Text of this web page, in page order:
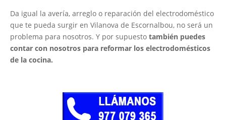
Da igual la avería, arreglo o reparación del electrodoméstico
que te pueda surgir en Vilanova de Escornalbou, no será un
problema para nosotros. Y por supuesto también puedes
contar con nosotros para reformar los electrodomésticos
de la cocina.